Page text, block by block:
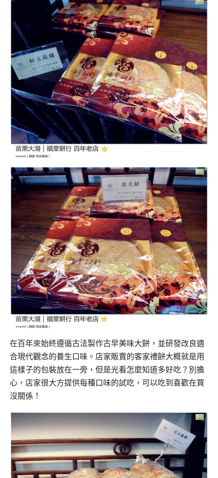
在百年來始終遵循古法製作古早美味大餅，並研發改良適
合現代觀念的養生口味。 店家販賣的客家禮餅大概就是用
這樣子的包裝放在一旁，但是光看怎麼知道多好吃？ 別擔
心，店家很大方提供每種口味的試吃，可以吃到喜歡在買
沒關係！